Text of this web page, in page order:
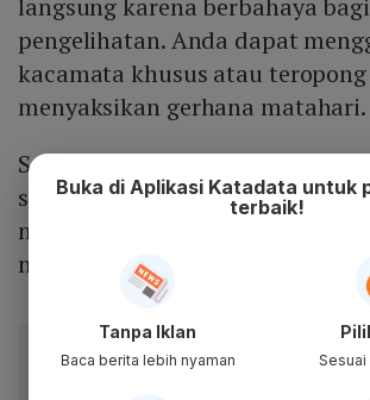
langsung karena berbahaya bagi
pengelihatan. Anda dapat
kacamata khusus atau
menyaksikan gerhana matahari.
Selain itu, BMKG juga
streaming untuk pemantauan
matahari secara online. Anda
menyaksikannya pada link
Baca artikel ini lewat aplikasi
Buka di Aplikasi Katadata untuk
terbaik!
Tanpa Iklan
Baca berita lebih nyaman Sesuai